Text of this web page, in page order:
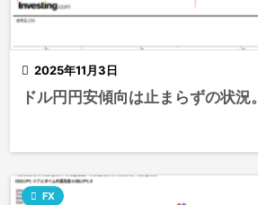
 2025年11月3日
ドル円円安傾向は止まらずの状況。
 FX